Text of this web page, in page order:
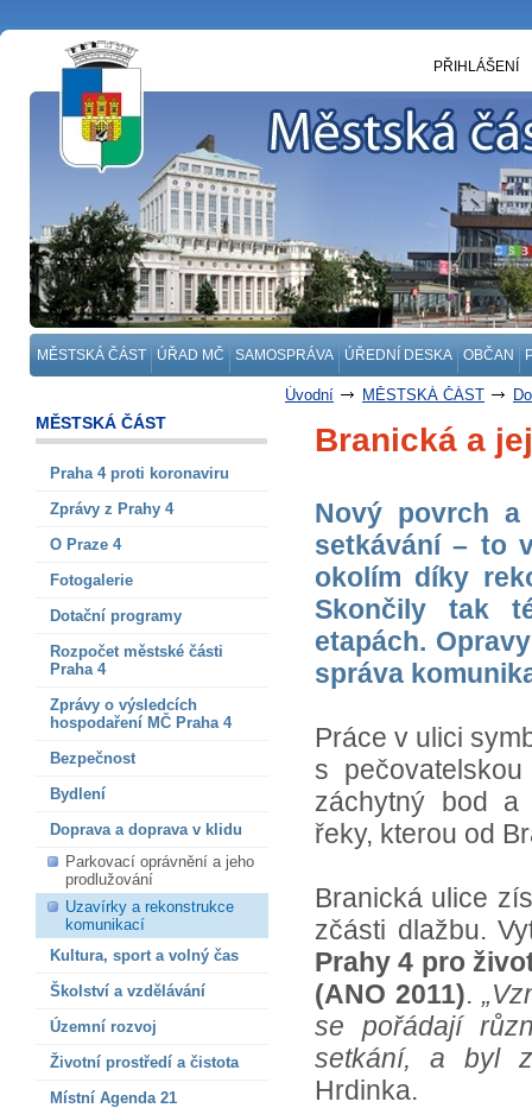
MĚSTSKÁ ČÁST ÚŘAD MČ SAMOSPRÁVA ÚŘEDNÍ DESKA OBČAN
PŘIHLÁŠENÍ
Úvodní MĚSTSKÁ ČÁST
MĚSTSKÁ ČÁST
Praha 4 proti koronaviru
Zprávy z Prahy 4
O Praze 4
Fotogalerie
Dotační programy
Rozpočet městské části
Praha 4
Zprávy o výsledcích
hospodaření MČ Praha 4
Bezpečnost
Bydlení
Doprava a doprava v klidu
Parkovací oprávnění a jeho
prodlužování
Uzavírky a rekonstrukce
komunikací
Kultura, sport a volný čas
Školství a vzdělávání
Územní rozvoj
Životní prostředí a čistota
Místní Agenda 21
Branická a
Nový povrch
setkávání – to
okolím díky
Skončily tak
etapách.
správa
Práce v ulici
s
záchytný bod a
řeky, kterou od
Branická ulice
zčásti dlažbu.
Prahy 4 pro
(ANO 2011).
se pořádají
setkání, a byl
Hrdinka.